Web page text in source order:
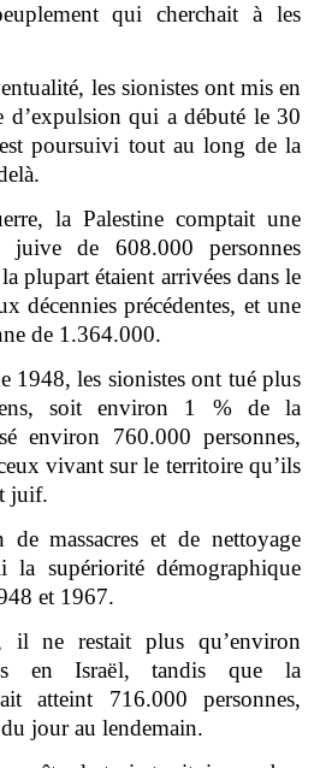
qui cherchait à les
les sionistes ont mis en
qui a débuté le 30
poursuivi tout au long de la
la Palestine comptait une
juive de 608.000 personnes
plupart étaient arrivées dans le
décennies précédentes, et une
de 1.364.000.
1948, les sionistes ont tué plus
soit environ 1 % de la
environ 760.000 personnes,
vivant sur le territoire qu’ils
juif.
de massacres et de nettoyage
supériorité démographique
et 1967.
il ne restait plus qu’environ
en Israël, tandis que la
atteint 716.000 personnes,
jour au lendemain.